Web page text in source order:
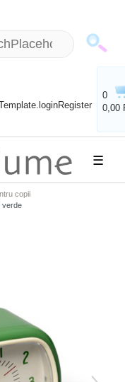
0
0,00
☰
copii
verde